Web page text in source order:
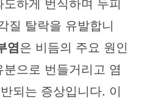
하게 번식하며 두피
질 탈락을 유발합니
염은 비듬의 주요 원인
으로 번들거리고 염
되는 증상입니다. 이